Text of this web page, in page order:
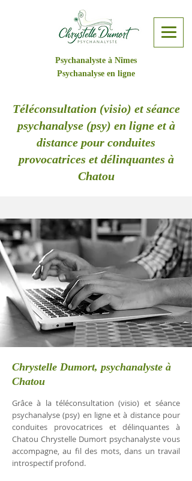
Psychanalyste à Nîmes
Psychanalyse en ligne
Téléconsultation (visio) et séance
psychanalyse (psy) en ligne et à
distance pour conduites
provocatrices et délinquantes à
Chatou
Chrystelle Dumort, psychanalyste à
Chatou
Grâce à la téléconsultation (visio) et séance
psychanalyse (psy) en ligne et à distance pour
conduites provocatrices et délinquantes à
Chatou Chrystelle Dumort psychanalyste vous
accompagne, au fil des mots, dans un travail
introspectif profond.